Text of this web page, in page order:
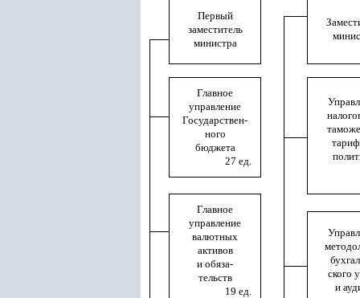
Первый
заместитель
министра
Главное
управление
Государствен-
ного
бюджета
27 ед.
Главное
управление
валютных
активов
и обяза-
тельств
19 ед.
ского
и